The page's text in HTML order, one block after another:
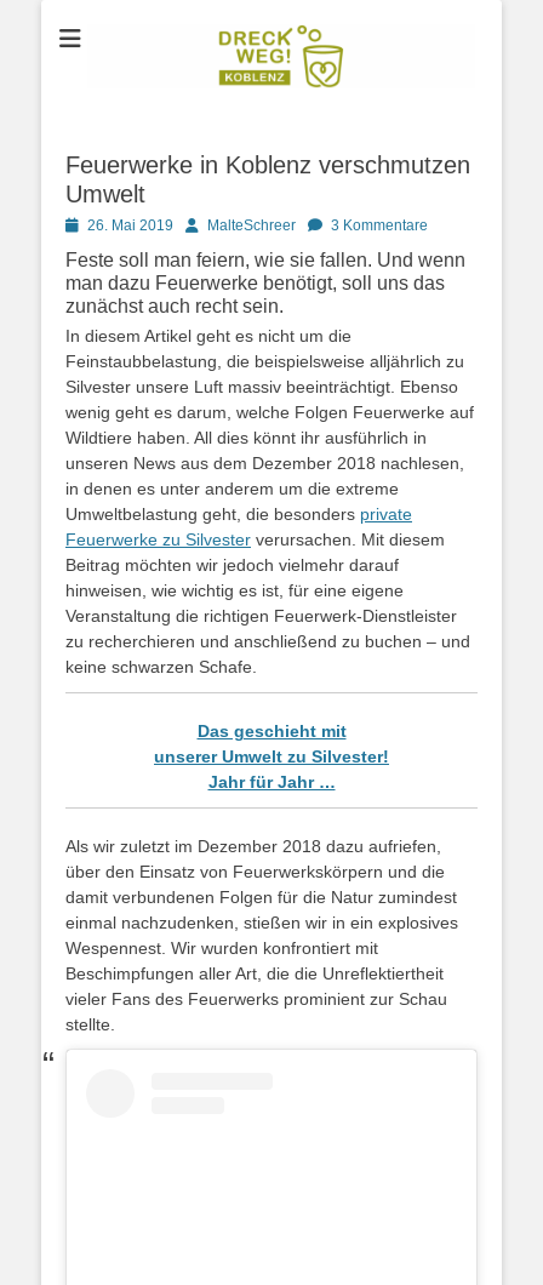
DRECK WEG e.V.
Der Verein für Umweltschutz aus Koblenz
Feuerwerke in Koblenz verschmutzen
Umwelt
Posted26. Mai 2019 AutorMalteSchreer 3 Kommentare
Feste soll man feiern, wie sie fallen. Und wenn
man dazu Feuerwerke benötigt, soll uns das
zunächst auch recht sein.
In diesem Artikel geht es nicht um die
Feinstaubbelastung, die beispielsweise alljährlich zu
Silvester unsere Luft massiv beeinträchtigt. Ebenso
wenig geht es darum, welche Folgen Feuerwerke auf
Wildtiere haben. All dies könnt ihr ausführlich in
unseren News aus dem Dezember 2018 nachlesen,
in denen es unter anderem um die extreme
Umweltbelastung geht, die besonders private
Feuerwerke zu Silvester verursachen. Mit diesem
Beitrag möchten wir jedoch vielmehr darauf
hinweisen, wie wichtig es ist, für eine eigene
Veranstaltung die richtigen Feuerwerk-Dienstleister
zu recherchieren und anschließend zu buchen – und
keine schwarzen Schafe.
Das geschieht mit
unserer Umwelt zu Silvester!
Jahr für Jahr …
Als wir zuletzt im Dezember 2018 dazu aufriefen,
über den Einsatz von Feuerwerkskörpern und die
damit verbundenen Folgen für die Natur zumindest
einmal nachzudenken, stießen wir in ein explosives
Wespennest. Wir wurden konfrontiert mit
Beschimpfungen aller Art, die die Unreflektiertheit
vieler Fans des Feuerwerks prominient zur Schau
stellte.